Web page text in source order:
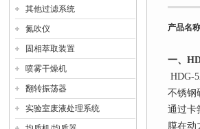
其他过滤系统
氮吹仪
固相萃取装置
喷雾干燥机
翻转振荡器
实验室废液处理系统
产品名称
一、
HDG-
不锈钢
通过卡
膜在动